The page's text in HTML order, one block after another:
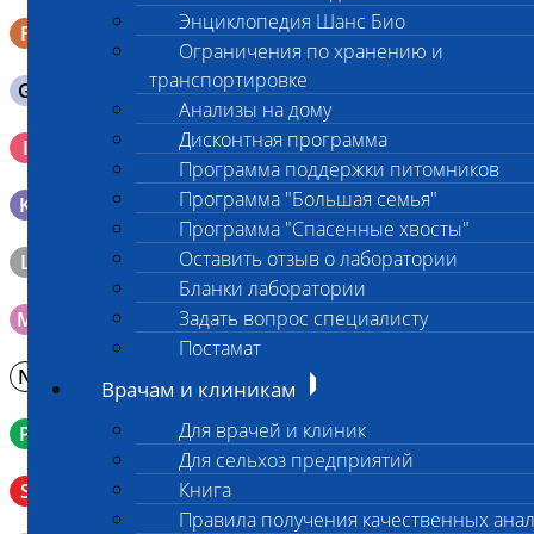
Энциклопедия Шанс Био
Ограничения по хранению и
транспортировке
Анализы на дому
Дисконтная программа
Программа поддержки питомников
Программа "Большая семья"
Программа "Спасенные хвосты"
Оставить отзыв о лаборатории
Бланки лаборатории
Задать вопрос специалисту
Постамат
Врачам и клиникам
Для врачей и клиник
Для сельхоз предприятий
Книга
Правила получения качественных
F Кал в контейнере с ложечкой
G Содержимое желудка 10-30 мл
I
Кровь 2-3 мл. на фильтр-бумаге, высушенная для
генетических исследований
K Образец тканей в контейнере с 10% раствором формалина
L Материал берется только в лаборатории!
M Мазок на стекло
N
P Кровь в пробирку с К3ЭДТА (К2ЭДТА)
S
Венозная кровь в пробирке с активатором свертывания
без разделительного геля